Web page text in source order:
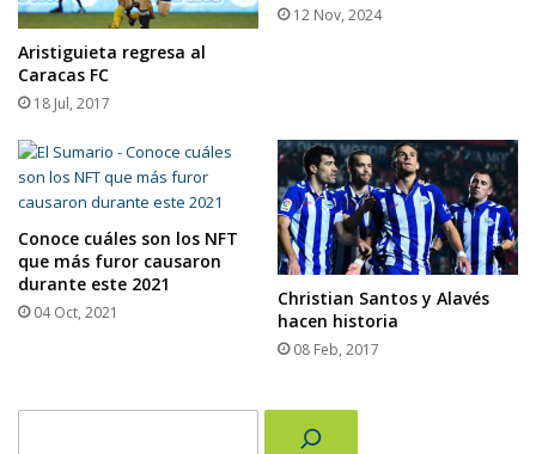
Aristiguieta regresa al
Caracas FC
18 Jul, 2017
12 Nov, 2024
Conoce cuáles son los NFT
que más furor causaron
durante este 2021
04 Oct, 2021
Christian Santos y Alavés
hacen historia
08 Feb, 2017